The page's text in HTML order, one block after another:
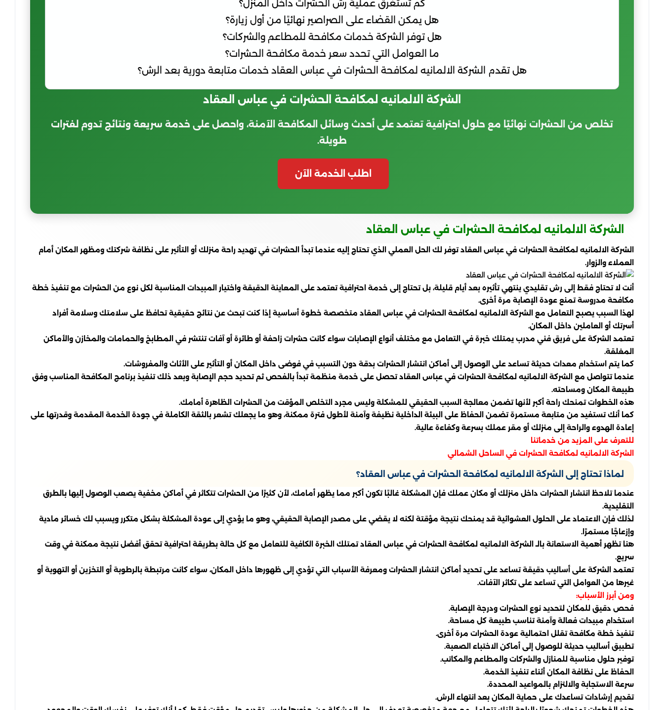
كم تستغرق عملية رش الحشرات داخل المنزل؟
هل يمكن القضاء على الصراصير نهائيًا من أول زيارة؟
هل توفر الشركة خدمات مكافحة للمطاعم والشركات؟
ما العوامل التي تحدد سعر خدمة مكافحة الحشرات؟
هل تقدم الشركة الالمانيه لمكافحة الحشرات في عباس العقاد خدمات متابعة دورية بعد الرش؟
الشركة الالمانيه لمكافحة الحشرات في عباس العقاد
تخلص من الحشرات نهائيًا مع حلول احترافية تعتمد على أحدث وسائل المكافحة الآمنة، واحصل على خدمة سريعة ونتائج تدوم لفترات
طويلة.
اطلب الخدمة الآن
الشركة الالمانيه لمكافحة الحشرات في عباس العقاد
الشركة الالمانيه لمكافحة الحشرات في عباس العقاد توفر لك الحل العملي الذي تحتاج إليه عندما تبدأ الحشرات في تهديد راحة منزلك أو التأثير على نظافة شركتك ومظهر المكان أمام
العملاء والزوار.
أنت لا تحتاج فقط إلى رش تقليدي ينتهي تأثيره بعد أيام قليلة، بل تحتاج إلى خدمة احترافية تعتمد على المعاينة الدقيقة واختيار المبيدات المناسبة لكل نوع من الحشرات مع تنفيذ خطة
مكافحة مدروسة تمنع عودة الإصابة مرة أخرى.
لهذا السبب يصبح التعامل مع الشركة الالمانيه لمكافحة الحشرات في عباس العقاد متخصصة خطوة أساسية إذا كنت تبحث عن نتائج حقيقية تحافظ على سلامتك وسلامة أفراد
أسرتك أو العاملين داخل المكان.
تعتمد الشركة على فريق فني مدرب يمتلك خبرة في التعامل مع مختلف أنواع الإصابات سواء كانت حشرات زاحفة أو طائرة أو آفات تنتشر في المطابخ والحمامات والمخازن والأماكن
المغلقة.
كما يتم استخدام معدات حديثة تساعد على الوصول إلى أماكن انتشار الحشرات بدقة دون التسبب في فوضى داخل المكان أو التأثير على الأثاث والمفروشات.
عندما تتواصل مع الشركة الالمانيه لمكافحة الحشرات في عباس العقاد تحصل على خدمة منظمة تبدأ بالفحص ثم تحديد حجم الإصابة وبعد ذلك تنفيذ برنامج المكافحة المناسب وفق
طبيعة المكان ومساحته.
هذه الخطوات تمنحك راحة أكبر لأنها تضمن معالجة السبب الحقيقي للمشكلة وليس مجرد التخلص المؤقت من الحشرات الظاهرة أمامك.
كما أنك تستفيد من متابعة مستمرة تضمن الحفاظ على البيئة الداخلية نظيفة وآمنة لأطول فترة ممكنة، وهو ما يجعلك تشعر بالثقة الكاملة في جودة الخدمة المقدمة وقدرتها على
إعادة الهدوء والراحة إلى منزلك أو مقر عملك بسرعة وكفاءة عالية.
للتعرف على المزيد من خدماتنا
الشركة الالمانيه لمكافحة الحشرات في الساحل الشمالي
لماذا تحتاج إلى الشركة الالمانيه لمكافحة الحشرات في عباس العقاد؟
عندما تلاحظ انتشار الحشرات داخل منزلك أو مكان عملك فإن المشكلة غالبًا تكون أكبر مما يظهر أمامك، لأن كثيرًا من الحشرات تتكاثر في أماكن مخفية يصعب الوصول إليها بالطرق
التقليدية.
لذلك فإن الاعتماد على الحلول العشوائية قد يمنحك نتيجة مؤقتة لكنه لا يقضي على مصدر الإصابة الحقيقي، وهو ما يؤدي إلى عودة المشكلة بشكل متكرر ويسبب لك خسائر مادية
وإزعاجًا مستمرًا.
هنا تظهر أهمية الاستعانة بالـ الشركة الالمانيه لمكافحة الحشرات في عباس العقاد تمتلك الخبرة الكافية للتعامل مع كل حالة بطريقة احترافية تحقق أفضل نتيجة ممكنة في وقت
سريع.
تعتمد الشركة على أساليب دقيقة تساعد على تحديد أماكن انتشار الحشرات ومعرفة الأسباب التي تؤدي إلى ظهورها داخل المكان، سواء كانت مرتبطة بالرطوبة أو التخزين أو التهوية أو
غيرها من العوامل التي تساعد على تكاثر الآفات.
ومن أبرز الأسباب:
فحص دقيق للمكان لتحديد نوع الحشرات ودرجة الإصابة.
استخدام مبيدات فعالة وآمنة تناسب طبيعة كل مساحة.
تنفيذ خطة مكافحة تقلل احتمالية عودة الحشرات مرة أخرى.
تطبيق أساليب حديثة للوصول إلى أماكن الاختباء الصعبة.
توفير حلول مناسبة للمنازل والشركات والمطاعم والمكاتب.
الحفاظ على نظافة المكان أثناء تنفيذ الخدمة.
سرعة الاستجابة والالتزام بالمواعيد المحددة.
تقديم إرشادات تساعدك على حماية المكان بعد انتهاء الرش.